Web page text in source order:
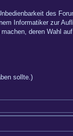
des
Informatiker zur
deren Wahl
sollte.)